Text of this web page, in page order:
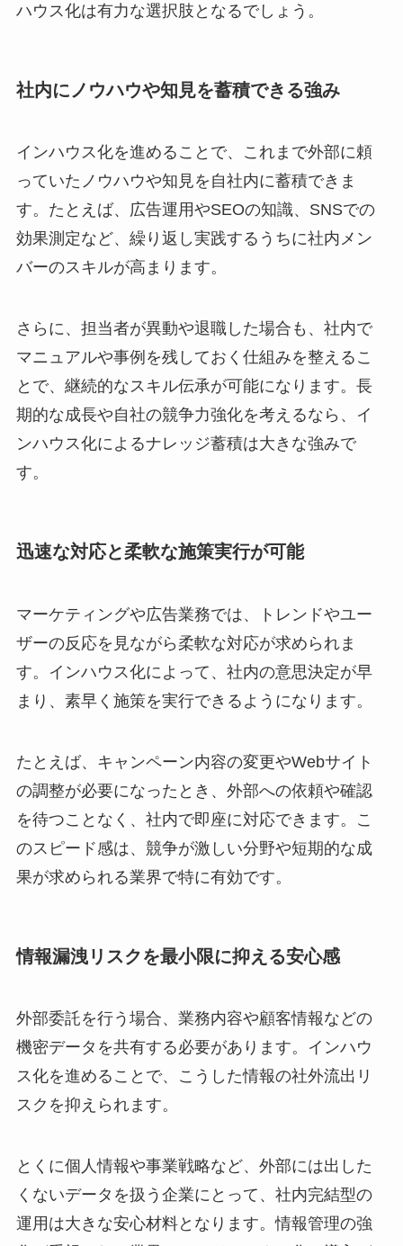
ハウス化は有力な選択肢となるでしょう。
社内にノウハウや知見を蓄積できる強み
インハウス化を進めることで、これまで外部に頼
っていたノウハウや知見を自社内に蓄積できま
す。たとえば、広告運用やSEOの知識、SNSでの
効果測定など、繰り返し実践するうちに社内メン
バーのスキルが高まります。
さらに、担当者が異動や退職した場合も、社内で
マニュアルや事例を残しておく仕組みを整えるこ
とで、継続的なスキル伝承が可能になります。長
期的な成長や自社の競争力強化を考えるなら、イ
ンハウス化によるナレッジ蓄積は大きな強みで
す。
迅速な対応と柔軟な施策実行が可能
マーケティングや広告業務では、トレンドやユー
ザーの反応を見ながら柔軟な対応が求められま
す。インハウス化によって、社内の意思決定が早
まり、素早く施策を実行できるようになります。
たとえば、キャンペーン内容の変更やWebサイト
の調整が必要になったとき、外部への依頼や確認
を待つことなく、社内で即座に対応できます。こ
のスピード感は、競争が激しい分野や短期的な成
果が求められる業界で特に有効です。
情報漏洩リスクを最小限に抑える安心感
外部委託を行う場合、業務内容や顧客情報などの
機密データを共有する必要があります。インハウ
ス化を進めることで、こうした情報の社外流出リ
スクを抑えられます。
とくに個人情報や事業戦略など、外部には出した
くないデータを扱う企業にとって、社内完結型の
運用は大きな安心材料となります。情報管理の強